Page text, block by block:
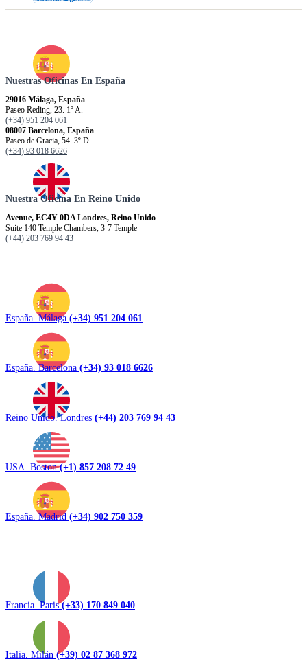
Nuestras Oficinas En España
29016 Málaga, España
Paseo Reding, 23. 1º A.
(+34) 951 204 061
08007 Barcelona, España
Paseo de Gracia, 54. 3º D.
(+34) 93 018 6626
Nuestra Oficina En Reino Unido
Avenue, EC4Y 0DA Londres, Reino Unido
Suite 140 Temple Chambers, 3-7 Temple
(+44) 203 769 94 43
España. Málaga (+34) 951 204 061
España. Barcelona (+34) 93 018 6626
Reino Unido. Londres (+44) 203 769 94 43
USA. Boston(+1) 857 208 72 49
España. Madrid (+34) 902 750 359
Francia. Paris(+33) 170 849 040
Italia. Milán (+39) 02 87 368 972